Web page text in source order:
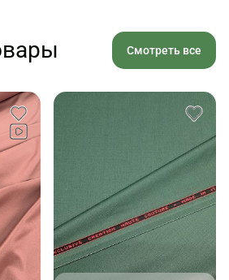
Смотреть все